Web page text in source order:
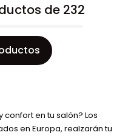
de 232
en tu salón? Los
en Europa, realzarán tu